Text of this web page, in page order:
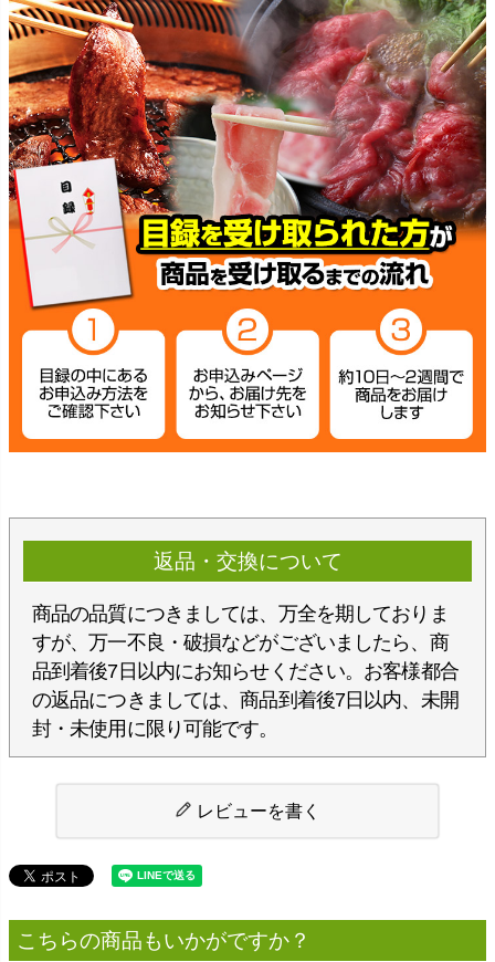
返品・交換について
商品の品質につきましては、万全を期しておりま
すが、万一不良・破損などがございましたら、商
品到着後7日以内にお知らせください。お客様都合
の返品につきましては、商品到着後7日以内、未開
封・未使用に限り可能です。
レビューを書く
こちらの商品もいかがですか？